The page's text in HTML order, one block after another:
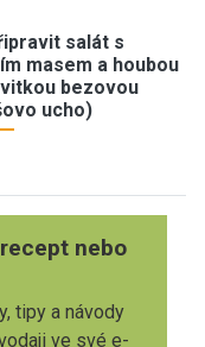
salát s
masem a houbou
bezovou
ucho)
nebo
tipy a návody
ve své e-